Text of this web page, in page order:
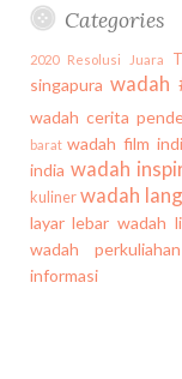
Categories
2020 Resolusi Juara
singapura wadah
wadah cerita
barat wadah film
india wadah
kuliner wadah
layar lebar wadah
wadah perkuliahan
informasi